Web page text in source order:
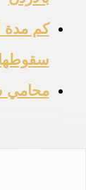
كم مدة
سقوطها
محامي